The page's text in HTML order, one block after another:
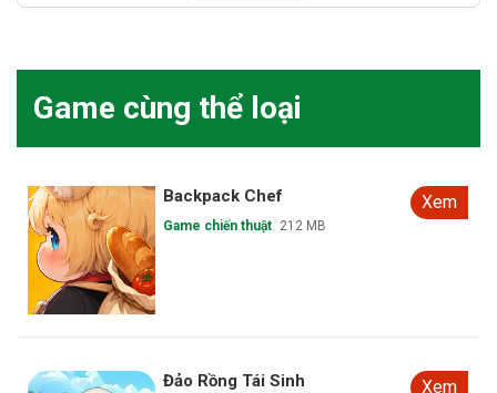
Game cùng thể loại
Backpack Chef
Game chiến thuật 212 MB
Xem
Đảo Rồng Tái Sinh Xem